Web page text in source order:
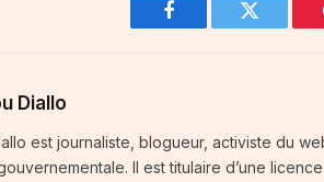
Facebook Twitter
Diallo
est journaliste, blogueur, activiste du
Il est titulaire d’une